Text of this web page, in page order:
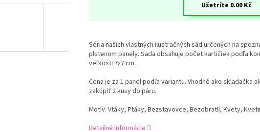
Ušetríte 0.00Kč
Séria našich vlastných ilustračných sád určených na
plstenom panely. Sada obsahuje počet kartičiek podľa
veľkosti 7x7 cm.
Cena je za 1 panel podľa variantu. Vhodné ako skladačka
zakúpiť 2 kusy do páru.
Motív: Vtáky, Ptáky, Bezstavovce, Bezobratlí, Kvety,
Detailné informácie